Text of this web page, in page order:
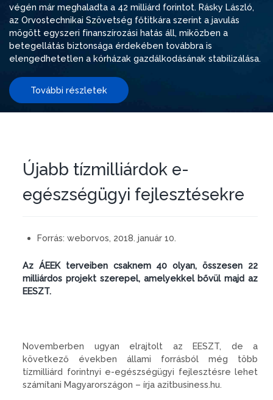
végén már meghaladta a 42 milliárd forintot. Rásky László,
az Orvostechnikai Szövetség főtitkára szerint a javulás
mögött egyszeri finanszírozási hatás áll, miközben a
betegellátás biztonsága érdekében továbbra is
elengedhetetlen a kórházak gazdálkodásának stabilizálása.
További részletek
Újabb tízmilliárdok e-
egészségügyi fejlesztésekre
Forrás: weborvos, 2018. január 10.
Az ÁEEK terveiben csaknem 40 olyan, összesen 22
milliárdos projekt szerepel, amelyekkel bővül majd az
EESZT.
Novemberben ugyan elrajtolt az EESZT, de a
következő években állami forrásból még több
tízmilliárd forintnyi e-egészségügyi fejlesztésre lehet
számítani Magyarországon – írja azitbusiness.hu.